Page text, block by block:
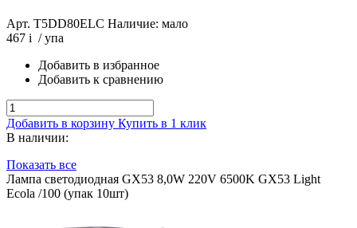
Арт. T5DD80ELC Наличие: мало
467 i / упа
Добавить в избранное
Добавить к сравнению
Добавить в корзину Купить в 1 клик
В наличии:
Показать все
Лампа светодиодная GX53 8,0W 220V 6500K GX53 Light
Ecola /100 (упак 10шт)